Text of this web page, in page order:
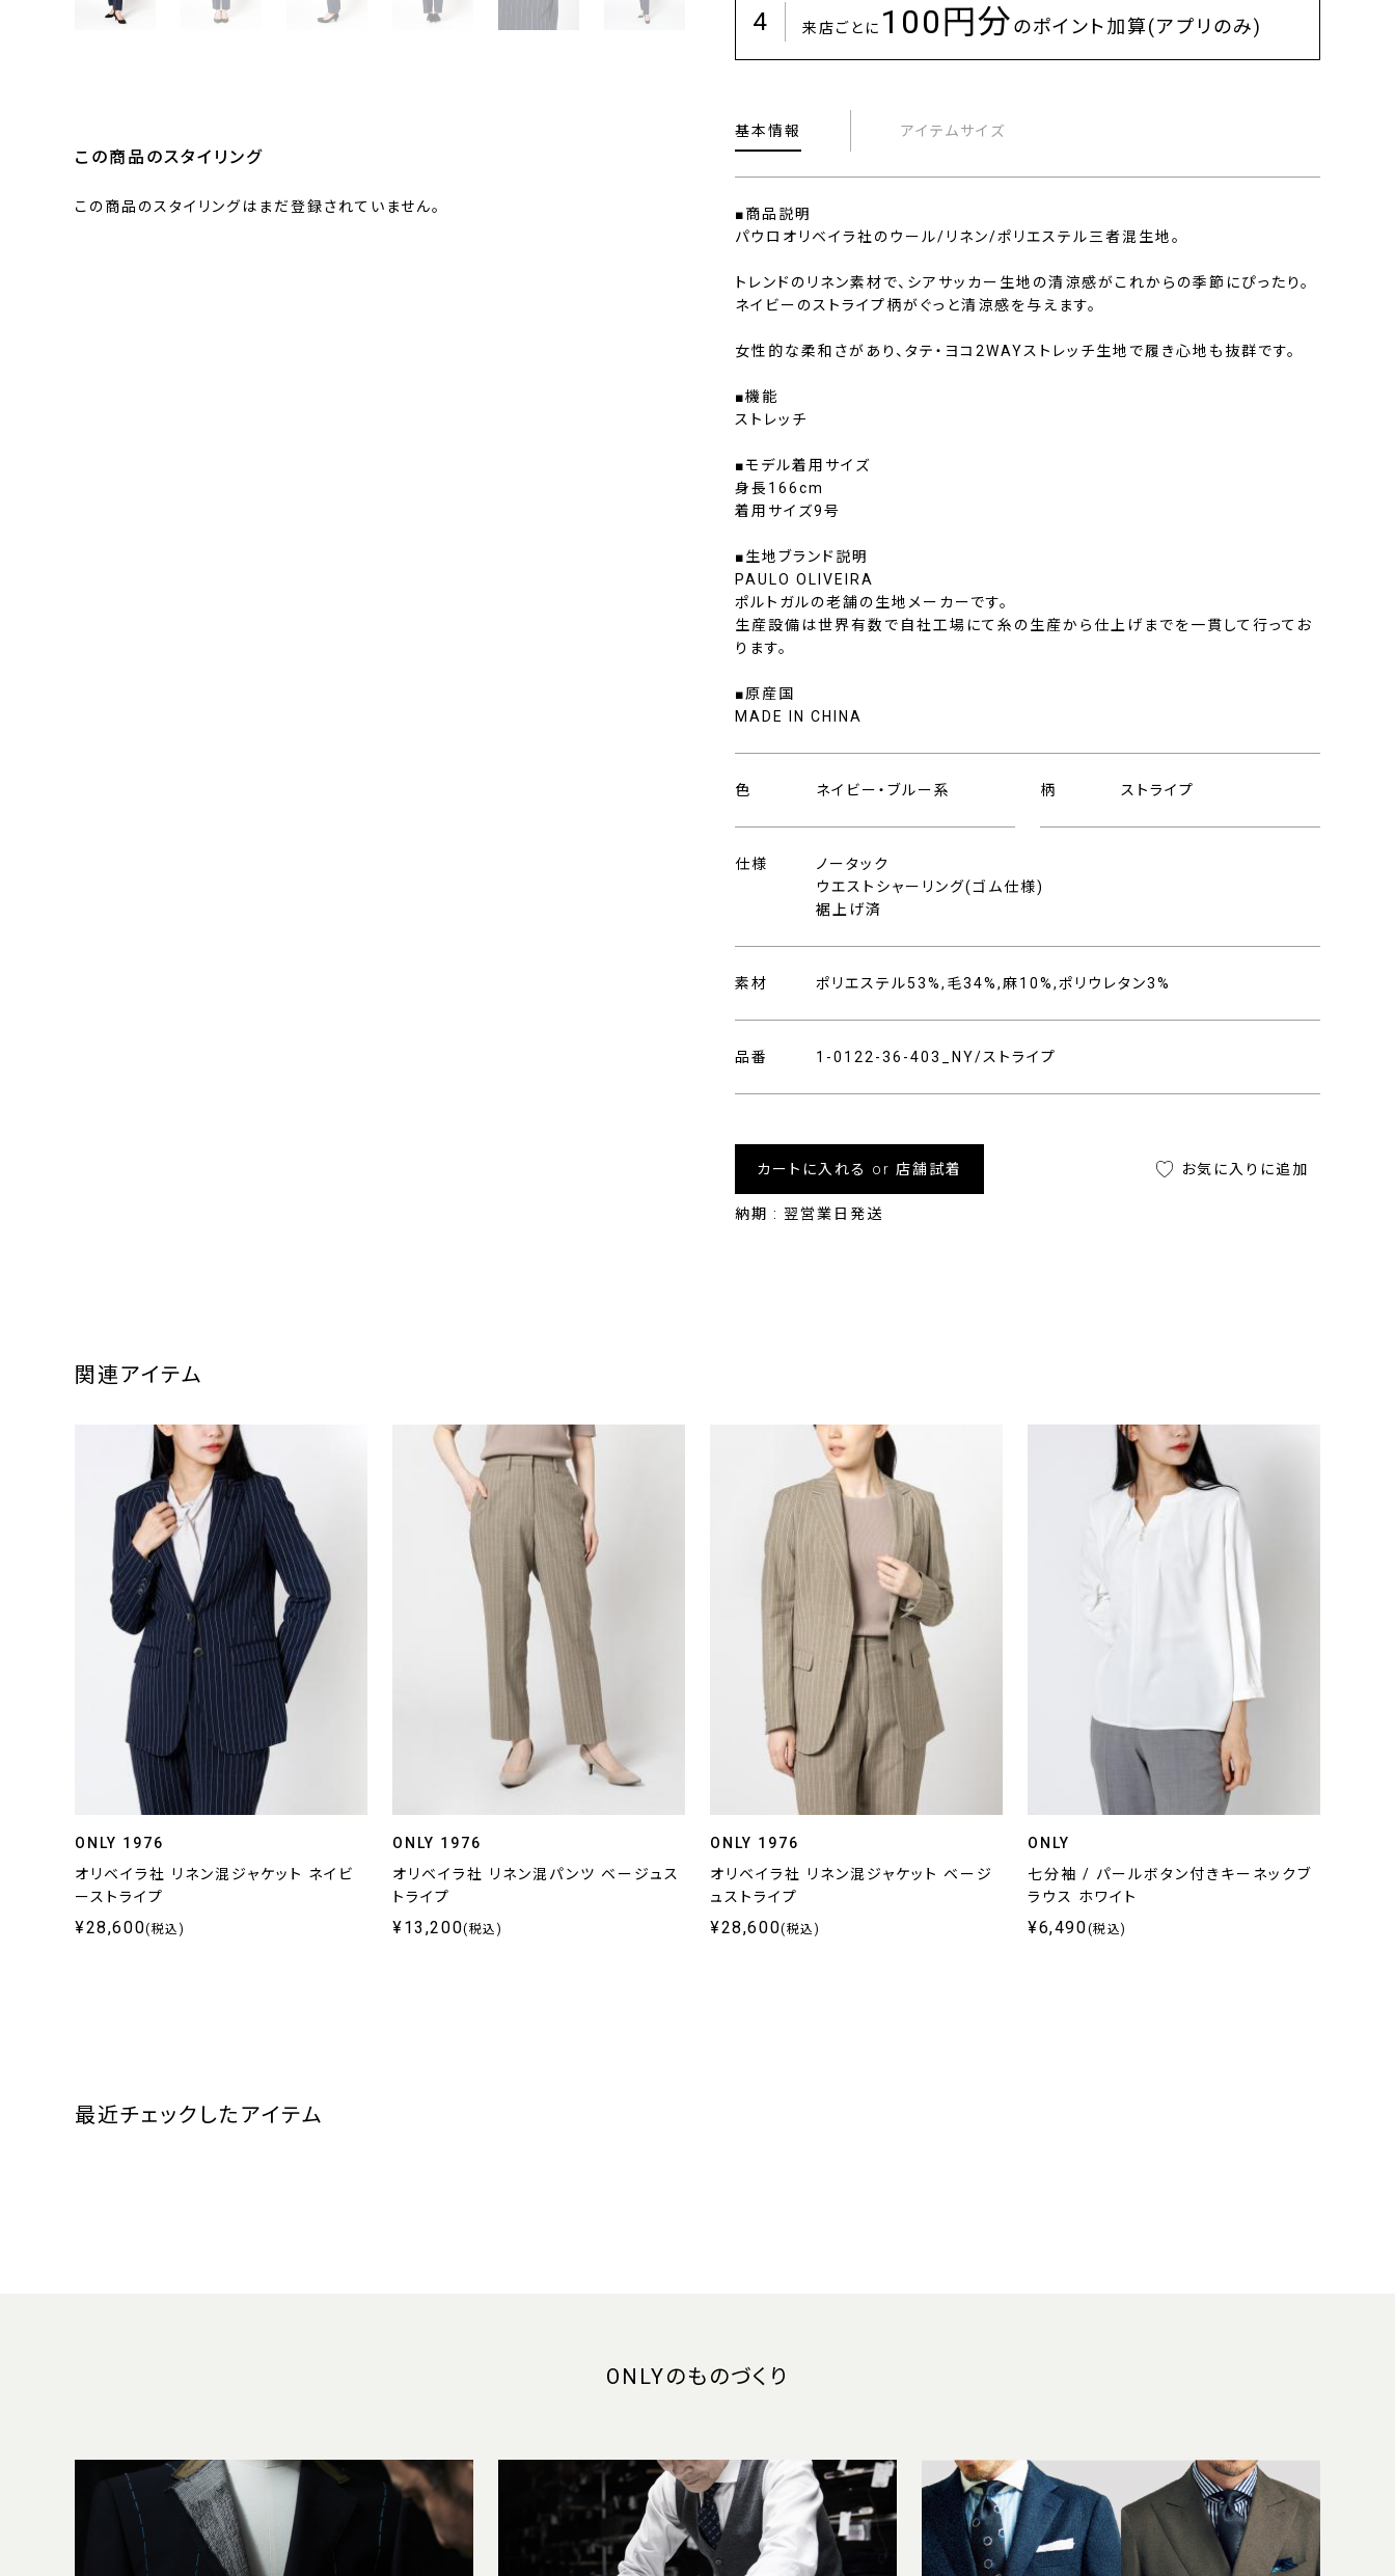
4 来店ごとに 100円分のポイント加算(アプリのみ)
基本情報 アイテムサイズ
■商品説明
パウロオリベイラ社のウール/リネン/ポリエステル三者混生地。
トレンドのリネン素材で、シアサッカー生地の清涼感がこれからの季節にぴったり。
ネイビーのストライプ柄がぐっと清涼感を与えます。
女性的な柔和さがあり、タテ・ヨコ2WAYストレッチ生地で履き心地も抜群です。
■機能
ストレッチ
■モデル着用サイズ
身長166cm
着用サイズ9号
■生地ブランド説明
PAULO OLIVEIRA
ポルトガルの老舗の生地メーカーです。
生産設備は世界有数で自社工場にて糸の生産から仕上げまでを一貫して行ってお
ります。
■原産国
MADE IN CHINA
色 ネイビー・ブルー系 柄 ストライプ
仕様
ノータック
ウエストシャーリング(ゴム仕様)
裾上げ済
素材 ポリエステル53%,毛34%,麻10%,ポリウレタン3%
品番 1-0122-36-403_NY/ストライプ
カートに入れる or 店舗試着
納期 : 翌営業日発送
お気に入りに追加
この商品のスタイリング
この商品のスタイリングはまだ登録されていません。
関連アイテム
ONLY 1976
オリベイラ社 リネン混ジャケット ネイビ
ーストライプ
¥28,600(税込)
ONLY 1976
オリベイラ社 リネン混パンツ ベージュス
トライプ
¥13,200(税込)
ONLY 1976
オリベイラ社 リネン混ジャケット ベージ
ュストライプ
¥28,600(税込)
ONLY
七分袖 / パールボタン付きキーネックブ
ラウス ホワイト
¥6,490(税込)
最近チェックしたアイテム
ONLYのものづくり